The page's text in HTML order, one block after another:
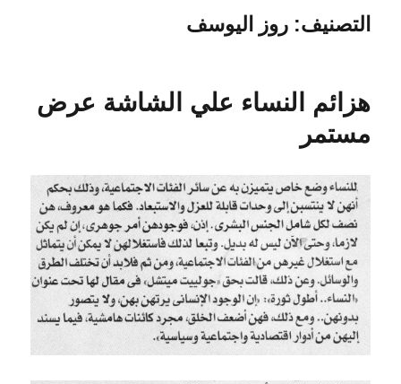
التصنيف:روز اليوسف
هزائم النساء علي الشاشة عرض
مستمر